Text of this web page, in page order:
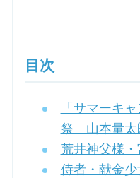
小池神父の講座
森田神父の講座
シスター中島の講座
目次
「サマーキ
祭 山本量太
荒井神父様
侍者・献金